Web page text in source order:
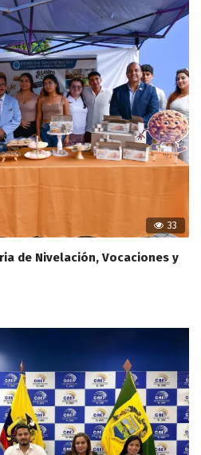
33
de Nivelación, Vocaciones y